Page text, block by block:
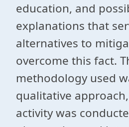
education, and
explanations that
alternatives to
overcome this fact.
methodology used
qualitative
activity was